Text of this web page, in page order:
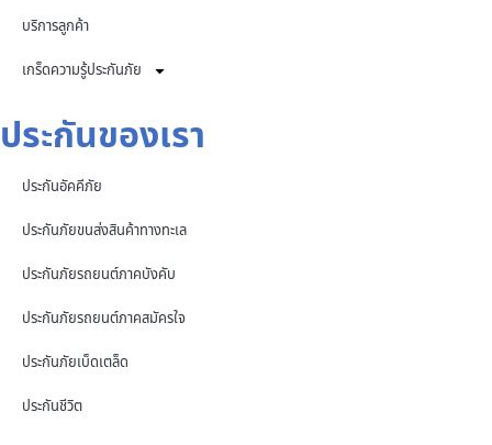
บริการลูกค้า
เกร็ดความรู้ประกันภัย
ประกันของเรา
ประกันอัคคีภัย
ประกันภัยขนส่งสินค้าทางทะเล
ประกันภัยรถยนต์ภาคบังคับ
ประกันภัยรถยนต์ภาคสมัครใจ
ประกันภัยเบ็ดเตล็ด
ประกันชีวิต